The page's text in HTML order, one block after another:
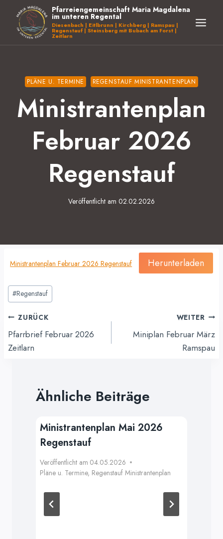
Inhalt
springen
Pfarreiengemeinschaft Maria Magdalena
im unteren Regental
Diesenbach | Eitlbrunn | Kirchberg | Ramspau |
Regenstauf | Steinsberg mit Bubach am Forst |
Zeitlarn
PLÄNE U. TERMINE REGENSTAUF MINISTRANTENPLAN
Ministrantenplan
Februar 2026
Regenstauf
Veröffentlicht am 02.02.2026
Ministrantenplan Februar 2026 Regenstauf Herunterladen
Schlagworte:
#Regenstauf
Beitragsnavigation
ZURÜCK
Pfarrbrief Februar 2026
Zeitlarn
WEITER
Miniplan Februar März
Ramspau
Ähnliche Beiträge
Ministrantenplan Mai 2026
Regenstauf
Veröffentlicht am 04.05.2026
Pläne u. Termine, Regenstauf Ministrantenplan